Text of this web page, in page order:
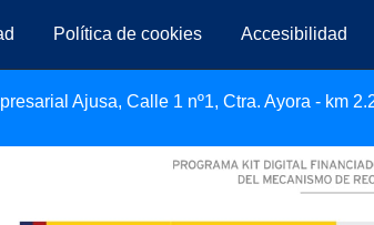
Política de cookies Accesibilidad
Ajusa, Calle 1 nº1, Ctra. Ayora - km